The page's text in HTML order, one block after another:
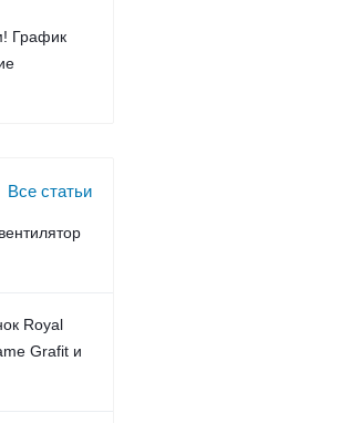
График
Все статьи
Royal
Grafit и